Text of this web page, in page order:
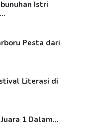
Istri
Pesta dari
Literasi di
1 Dalam...